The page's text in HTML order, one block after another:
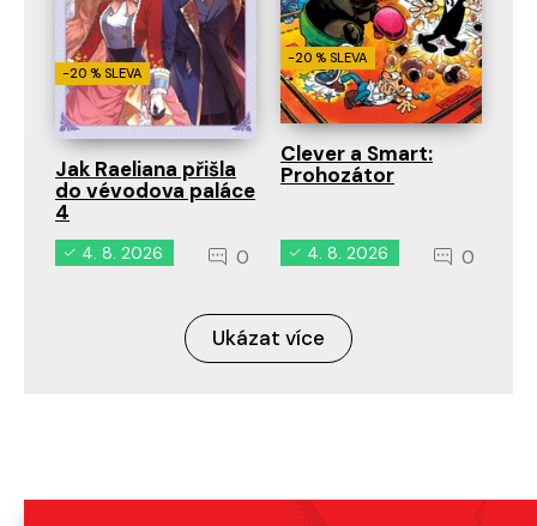
-20 % SLEVA
Jak Raeliana přišla
do vévodova paláce
4
4. 8. 2026 0
-20 % SLEVA
Clever a Smart:
Prohozátor
4. 8. 2026 0
Ukázat více